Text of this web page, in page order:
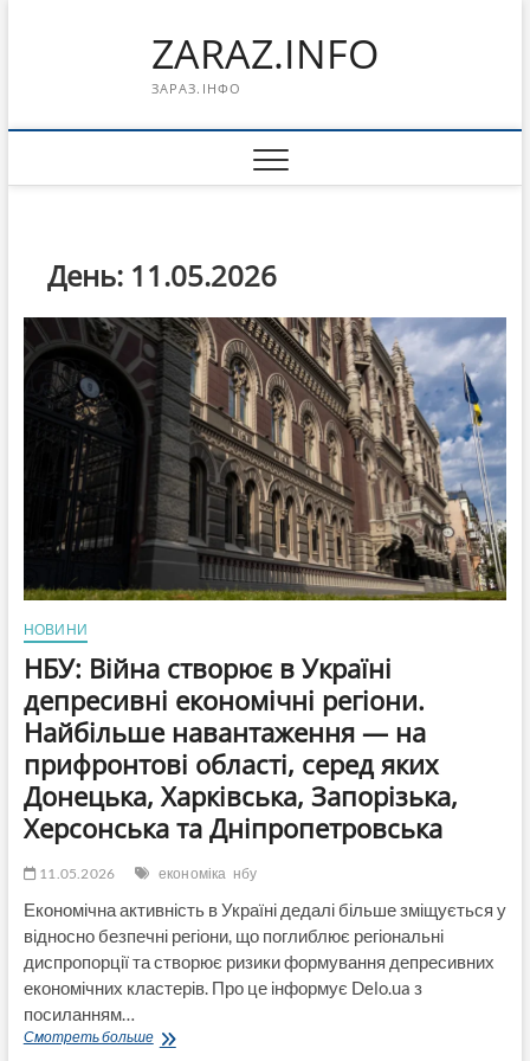
ZARAZ.INFO
ЗАРАЗ.ІНФО
День: 11.05.2026
НОВИНИ
НБУ: Війна створює в Україні
депресивні економічні регіони.
Найбільше навантаження — на
прифронтові області, серед яких
Донецька, Харківська, Запорізька,
Херсонська та Дніпропетровська
11.05.2026 економіка нбу
Економічна активність в Україні дедалі більше зміщується у
відносно безпечні регіони, що поглиблює регіональні
диспропорції та створює ризики формування депресивних
економічних кластерів. Про це інформує Delo.ua з
посиланням…
Смотреть большеНБУ: